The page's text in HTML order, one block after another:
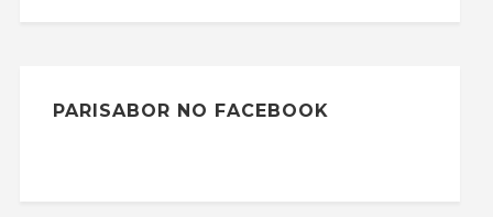
PARISABOR NO FACEBOOK